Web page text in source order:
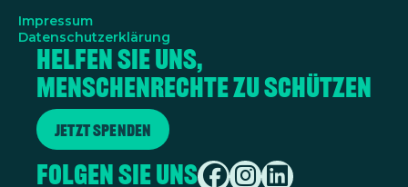
Impressum
Datenschutzerklärung
Helfen Sie uns,
Menschenrechte zu schützen
Jetzt spenden
Folgen Sie uns